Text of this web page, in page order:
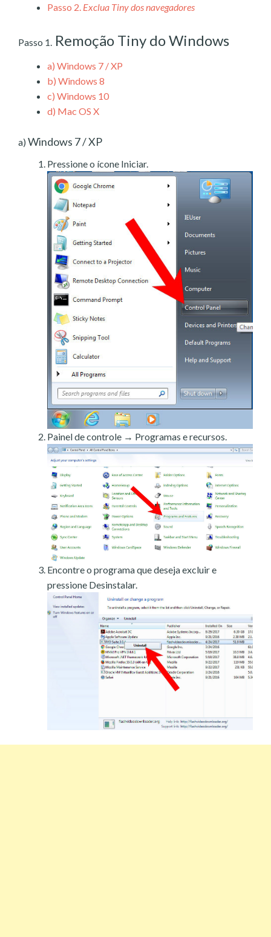
Passo 2. Exclua Tiny dos navegadores
Passo 1. Remoção Tiny do Windows
a) Windows 7 / XP
b) Windows 8
c) Windows 10
d) Mac OS X
a) Windows 7 / XP
Pressione o ícone Iniciar.
Painel de controle → Programas e recursos.
Encontre o programa que deseja excluir e
pressione Desinstalar.